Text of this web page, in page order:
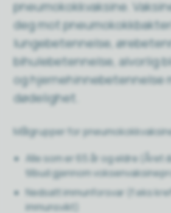
pneumokokkvaksine.
deg mot
lungebetennelse,
bihulebetennelse, alvorlig
og hjernehinnebetennelse
dødelighet.
Målgrupper for
Alle som er 65 år og eldre (Året
tilbud gjennom
Nedsatt immunforsvar (f.eks
immunsvikt)